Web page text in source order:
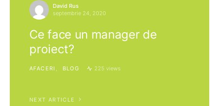
David Rus
septembrie 24, 2020
Ce face un manager de
proiect?
AFACERI BLOG 225 views
NEXT ARTICLE